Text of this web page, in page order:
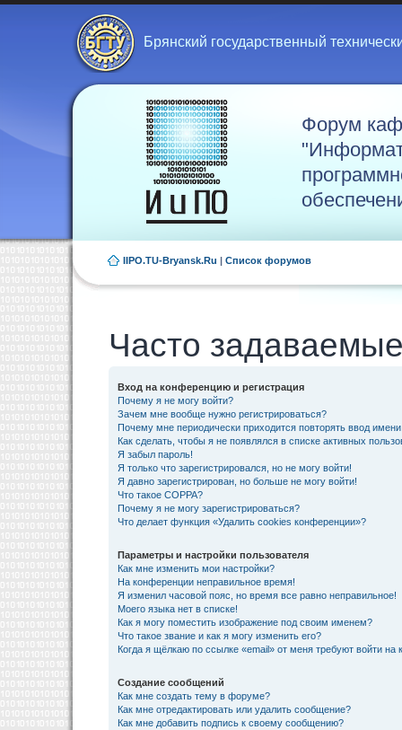
Брянский государственный
Форум
IIPO.TU-Bryansk.Ru | Список форумов
Часто
Вход на конференцию и регистрация
Почему я не могу войти?
Зачем мне вообще нужно регистрироваться?
Почему мне периодически приходится повторять ввод
Как сделать, чтобы я не появлялся в списке активных
Я забыл пароль!
Я только что зарегистрировался, но не могу войти!
Я давно зарегистрирован, но больше не могу войти!
Что такое COPPA?
Почему я не могу зарегистрироваться?
Что делает функция «Удалить cookies конференции»?
Параметры и настройки пользователя
Как мне изменить мои настройки?
На конференции неправильное время!
Я изменил часовой пояс, но время все равно неправильное!
Моего языка нет в списке!
Как я могу поместить изображение под своим именем?
Что такое звание и как я могу изменить его?
Когда я щёлкаю по ссылке «email» от меня требуют войти на
Создание сообщений
Как мне создать тему в форуме?
Как мне отредактировать или удалить сообщение?
Как мне добавить подпись к своему сообщению?